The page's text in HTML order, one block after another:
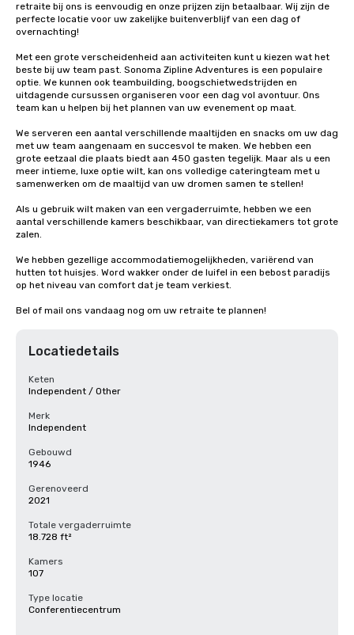
retraite bij ons is eenvoudig en onze prijzen zijn betaalbaar. Wij zijn de
perfecte locatie voor uw zakelijke buitenverblijf van een dag of
overnachting!
Met een grote verscheidenheid aan activiteiten kunt u kiezen wat het
beste bij uw team past. Sonoma Zipline Adventures is een populaire
optie. We kunnen ook teambuilding, boogschietwedstrijden en
uitdagende cursussen organiseren voor een dag vol avontuur. Ons
team kan u helpen bij het plannen van uw evenement op maat.
We serveren een aantal verschillende maaltijden en snacks om uw dag
met uw team aangenaam en succesvol te maken. We hebben een
grote eetzaal die plaats biedt aan 450 gasten tegelijk. Maar als u een
meer intieme, luxe optie wilt, kan ons volledige cateringteam met u
samenwerken om de maaltijd van uw dromen samen te stellen!
Als u gebruik wilt maken van een vergaderruimte, hebben we een
aantal verschillende kamers beschikbaar, van directiekamers tot grote
zalen.
We hebben gezellige accommodatiemogelijkheden, variërend van
hutten tot huisjes. Word wakker onder de luifel in een bebost paradijs
op het niveau van comfort dat je team verkiest.
Bel of mail ons vandaag nog om uw retraite te plannen!
Locatiedetails
Keten
Independent / Other
Merk
Independent
Gebouwd
1946
Gerenoveerd
2021
Totale vergaderruimte
18.728 ft²
Kamers
107
Type locatie
Conferentiecentrum